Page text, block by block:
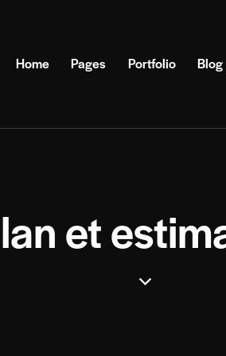
Home Pages Portfolio Blog
et